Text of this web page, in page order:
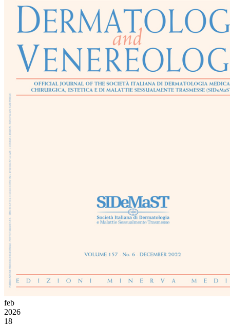
feb
2026
18